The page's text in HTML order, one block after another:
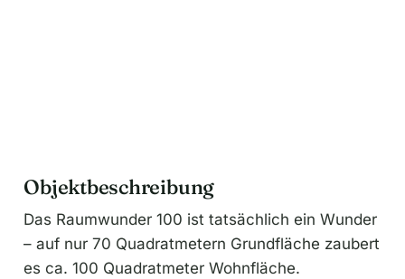
Objektbeschreibung
Das Raumwunder 100 ist tatsächlich ein Wunder
– auf nur 70 Quadratmetern Grundfläche zaubert
es ca. 100 Quadratmeter Wohnfläche.